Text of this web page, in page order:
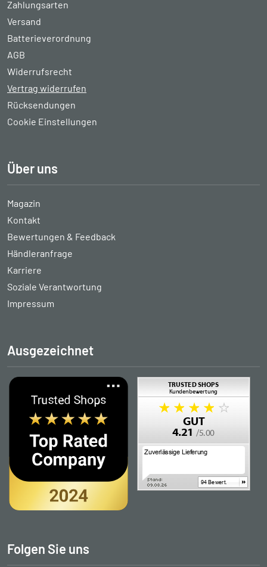
Zahlungsarten
Versand
Batterieverordnung
AGB
Widerrufsrecht
Vertrag widerrufen
Rücksendungen
Cookie Einstellungen
Über uns
Magazin
Kontakt
Bewertungen & Feedback
Händleranfrage
Karriere
Soziale Verantwortung
Impressum
Ausgezeichnet
Folgen Sie uns